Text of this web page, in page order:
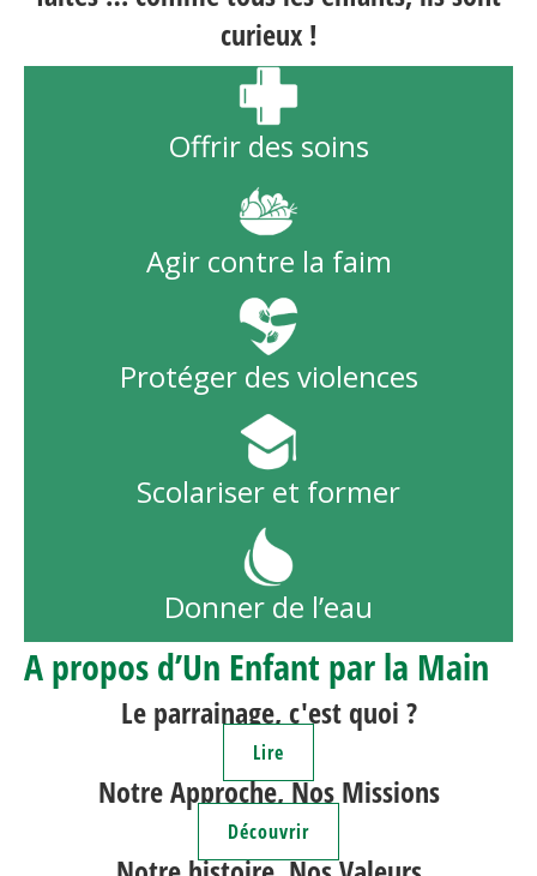
curieux !
Offrir des soins
Agir contre la faim
Protéger des violences
Scolariser et former
Donner de l’eau
A propos d’Un Enfant par la Main
Le parrainage, c'est quoi ?
Lire
Notre Approche, Nos Missions
Découvrir